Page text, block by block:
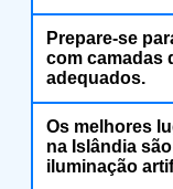
Prepare-se
com camadas
adequados.
Os melhores
na Islândia
iluminação